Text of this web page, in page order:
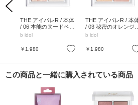
Previous
お気に入り
THE アイパレR / 本体
/ 06 本能のヌードベー
ジュ / 8g
b idol
￥1,980 お気に入り
THE アイパレR / 本
/ 03 秘密のオレンジ /
8g
b idol
￥1,980
この商品と一緒に購入されている商品